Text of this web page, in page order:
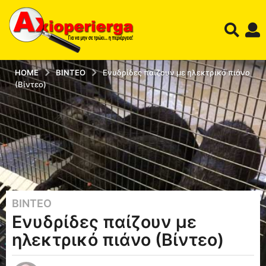
HOME ΒΊΝΤΕΟ
Ενυδρίδες παίζουν με ηλεκτρικό πιάνο
(Βίντεο)
1
2
τ
ΒΊΝΤΕΟ
Ενυδρίδες παίζουν με
ηλεκτρικό πιάνο (Βίντεο)